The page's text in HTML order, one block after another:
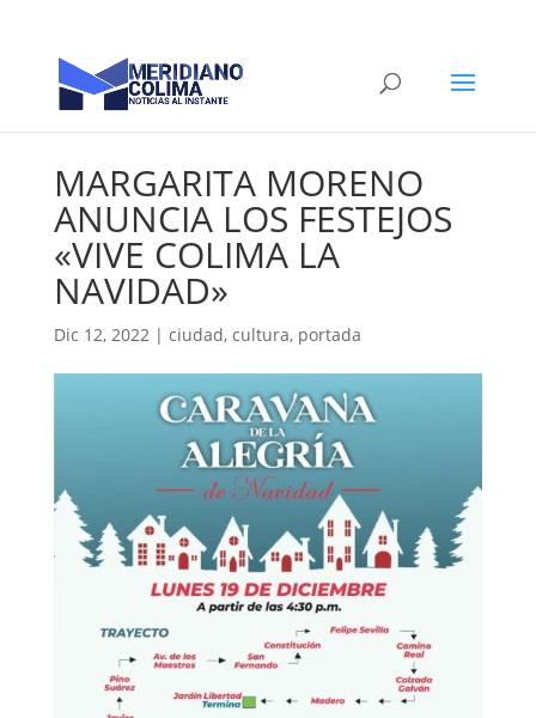
MARGARITA MORENO
ANUNCIA LOS FESTEJOS
«VIVE COLIMA LA
NAVIDAD»
Dic 12, 2022| ciudad, cultura, portada